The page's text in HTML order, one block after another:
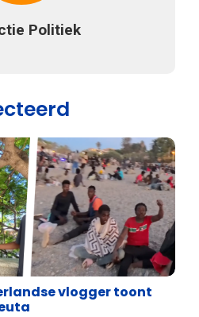
Politiek
vlogger toont